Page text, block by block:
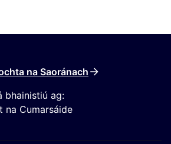
na Saoránach
bhainistiú ag:
na Cumarsáide